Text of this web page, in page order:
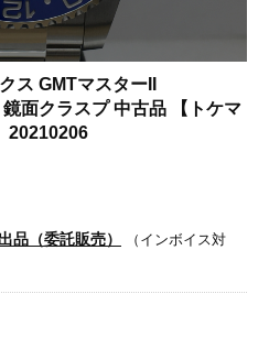
ス GMTマスターII
面クラスプ 中古品 【トケマ
20210206
品（委託販売）
（インボイス対